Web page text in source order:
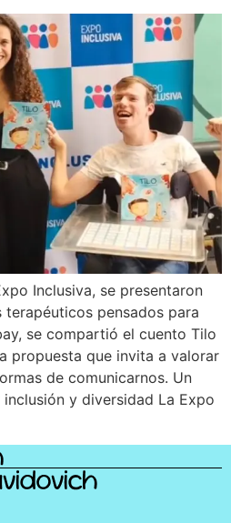
Inclusiva, se presentaron
pensados para
se compartió el cuento Tilo
propuesta que invita a valorar
de comunicarnos. Un
y diversidad La Expo